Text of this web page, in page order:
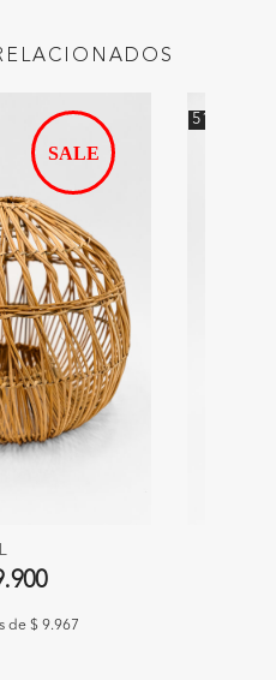
de
de $ 9.967
51